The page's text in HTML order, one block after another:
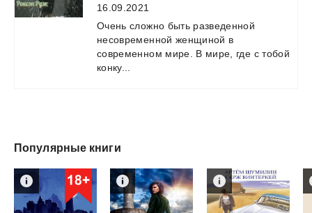
16.09.2021
Очень сложно быть разведенной
несовременной женщиной в
современном мире. В мире, где с тобой
конку...
Популярные книги